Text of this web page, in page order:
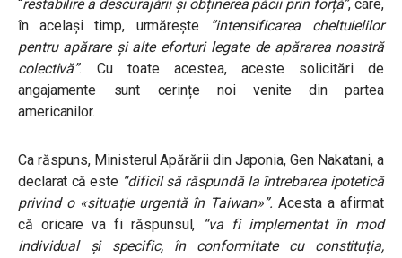
“restabilire a descurajării și obținerea păcii prin forță”, care,
în același timp, urmărește
“intensificarea cheltuielilor
pentru apărare și alte eforturi legate de apărarea noastră
colectivă”. Cu toate acestea, aceste solicitări de
angajamente sunt cerințe noi venite din partea
americanilor.
Ca răspuns, Ministerul Apărării din Japonia, Gen Nakatani, a
declarat că este “dificil să răspundă la întrebarea ipotetică
privind o «situație urgentă în Taiwan»”. Acesta a afirmat
că oricare va fi răspunsul,
“va fi implementat în mod
individual și specific, în conformitate cu constituția,